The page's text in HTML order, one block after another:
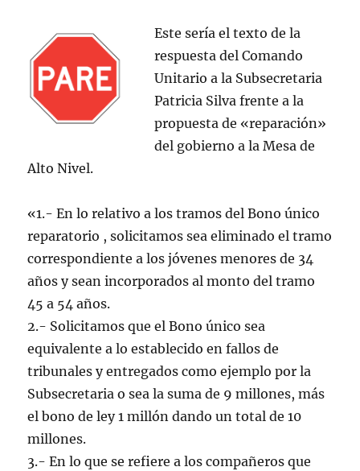
Este sería el texto de la
respuesta del Comando
Unitario a la Subsecretaria
Patricia Silva frente a la
propuesta de «reparación»
del gobierno a la Mesa de
Alto Nivel.
«1.- En lo relativo a los tramos del Bono único
reparatorio , solicitamos sea eliminado el tramo
correspondiente a los jóvenes menores de 34
años y sean incorporados al monto del tramo
45 a 54 años.
2.- Solicitamos que el Bono único sea
equivalente a lo establecido en fallos de
tribunales y entregados como ejemplo por la
Subsecretaria o sea la suma de 9 millones, más
el bono de ley 1 millón dando un total de 10
millones.
3.- En lo que se refiere a los compañeros que